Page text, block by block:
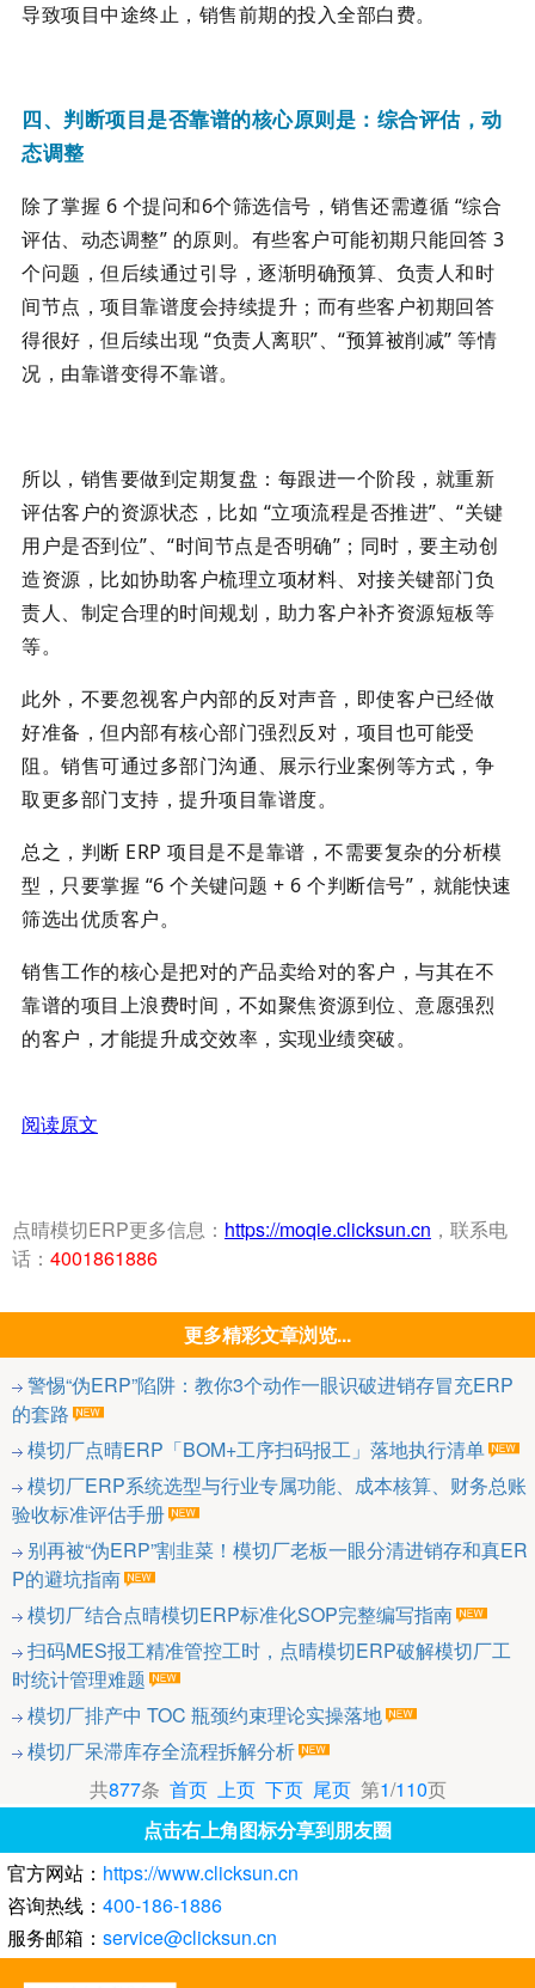
导致项目中途终止，销售前期的投入全部白费。
四、判断项目是否靠谱的核心原则是：综合评估，动
态调整
除了掌握 6 个提问和6个筛选信号，销售还需遵循 “综合
评估、动态调整” 的原则。有些客户可能初期只能回答 3
个问题，但后续通过引导，逐渐明确预算、负责人和时
间节点，项目靠谱度会持续提升；而有些客户初期回答
得很好，但后续出现 “负责人离职”、“预算被削减” 等情
况，由靠谱变得不靠谱。
所以，销售要做到定期复盘：每跟进一个阶段，就重新
评估客户的资源状态，比如 “立项流程是否推进”、“关键
用户是否到位”、“时间节点是否明确”；同时，要主动创
造资源，比如协助客户梳理立项材料、对接关键部门负
责人、制定合理的时间规划，助力客户补齐资源短板等
等。
此外，不要忽视客户内部的反对声音，即使客户已经做
好准备，但内部有核心部门强烈反对，项目也可能受
阻。销售可通过多部门沟通、展示行业案例等方式，争
取更多部门支持，提升项目靠谱度。
总之，判断 ERP 项目是不是靠谱，不需要复杂的分析模
型，只要掌握 “6 个关键问题 + 6 个判断信号”，就能快速
筛选出优质客户。
销售工作的核心是把对的产品卖给对的客户，与其在不
靠谱的项目上浪费时间，不如聚焦资源到位、意愿强烈
的客户，才能提升成交效率，实现业绩突破。
阅读原文
点晴模切ERP更多信息： https://moqie.clicksun.cn ，联系电
话： 4001861886
更多精彩文章浏览...
警惕“伪ERP”陷阱：教你3个动作一眼识破进销存冒充ERP
的套路
模切厂点晴ERP「BOM+工序扫码报工」落地执行清单
模切厂ERP系统选型与行业专属功能、成本核算、财务总账
验收标准评估手册
别再被“伪ERP”割韭菜！模切厂老板一眼分清进销存和真ER
P的避坑指南
模切厂结合点晴模切ERP标准化SOP完整编写指南
扫码MES报工精准管控工时，点晴模切ERP破解模切厂工
时统计管理难题
模切厂排产中 TOC 瓶颈约束理论实操落地
模切厂呆滞库存全流程拆解分析
共877条 首页 上页 下页 尾页第1/110页
点击右上角图标分享到朋友圈
官方网站： https://www.clicksun.cn
咨询热线： 400-186-1886
服务邮箱： service@clicksun.cn